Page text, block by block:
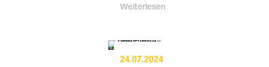
Weiterlesen
24.07.2024